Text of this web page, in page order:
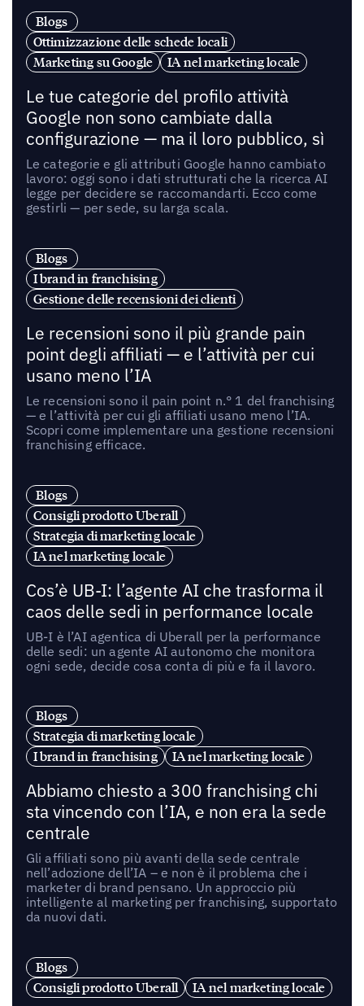
Blogs
Ottimizzazione delle schede locali
Marketing su Google
IA nel marketing locale
Le tue categorie del profilo attività
Google non sono cambiate dalla
configurazione — ma il loro pubblico, sì
Le categorie e gli attributi Google hanno cambiato
lavoro: oggi sono i dati strutturati che la ricerca AI
legge per decidere se raccomandarti. Ecco come
gestirli — per sede, su larga scala.
Blogs
I brand in franchising
Gestione delle recensioni dei clienti
Le recensioni sono il più grande pain
point degli affiliati — e l’attività per cui
usano meno l’IA
Le recensioni sono il pain point n.° 1 del franchising
— e l’attività per cui gli affiliati usano meno l’IA.
Scopri come implementare una gestione recensioni
franchising efficace.
Blogs
Consigli prodotto Uberall
Strategia di marketing locale
IA nel marketing locale
Cos’è UB-I: l’agente AI che trasforma il
caos delle sedi in performance locale
UB-I è l’AI agentica di Uberall per la performance
delle sedi: un agente AI autonomo che monitora
ogni sede, decide cosa conta di più e fa il lavoro.
Blogs
Strategia di marketing locale
I brand in franchising
IA nel marketing locale
Abbiamo chiesto a 300 franchising chi
sta vincendo con l’IA, e non era la sede
centrale
Gli affiliati sono più avanti della sede centrale
nell’adozione dell’IA – e non è il problema che i
marketer di brand pensano. Un approccio più
intelligente al marketing per franchising, supportato
da nuovi dati.
Blogs
Consigli prodotto Uberall
IA nel marketing locale